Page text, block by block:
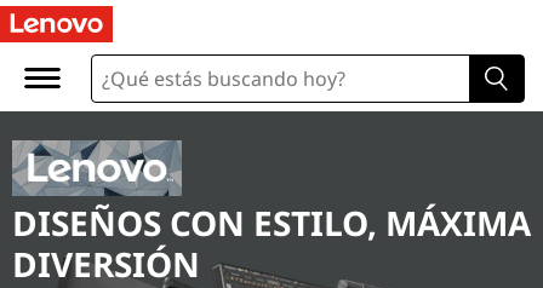
DISEÑOS CON ESTILO, MÁXIMA
DIVERSIÓN